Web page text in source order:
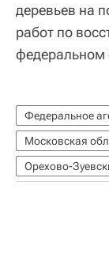
деревьев на
работ по
федеральном
Федеральное
Московская
Орехово-